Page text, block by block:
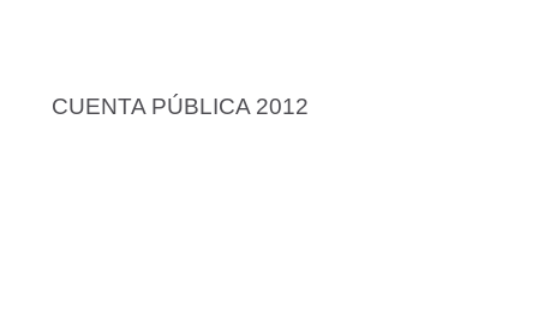
CUENTA PÚBLICA 2012